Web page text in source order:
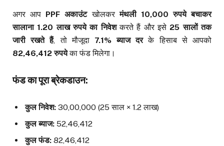
अगर आप PPF अकाउंटखोलकरमंथली 10,000 रुपये बचाकर
सालाना 1.20 लाख रुपये का निवेशकरते हैं और इसे 25 सालों तक
जारी रखते हैं, तो मौजूदा 7.1% ब्याज दरके हिसाब से आपको
82,46,412 रुपयेका फंड मिलेगा।
फंड का पूरा ब्रेकडाउन:
कुल निवेश: ₹30,00,000 (25 साल × ₹1.2 लाख)
कुल ब्याज: ₹52,46,412
कुल फंड: ₹82,46,412